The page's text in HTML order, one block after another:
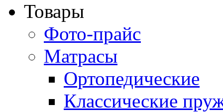
Товары
Фото-прайс
Матрасы
Ортопедические
Классические